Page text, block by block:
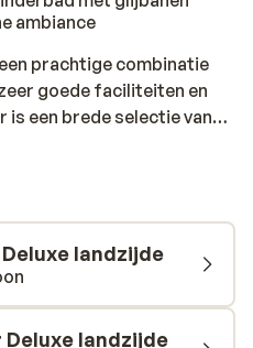
ambiance
prachtige combinatie
goede faciliteiten en
is een brede selectie van
de drankjes en hapjes
mooie eiland Rhodos. Het
als gezinnen, want het
van het prachtige
de diepblauwe horizon. Na
het strand en rolt de zee je
natuurlijk ook een duik
landzijde
landzijde